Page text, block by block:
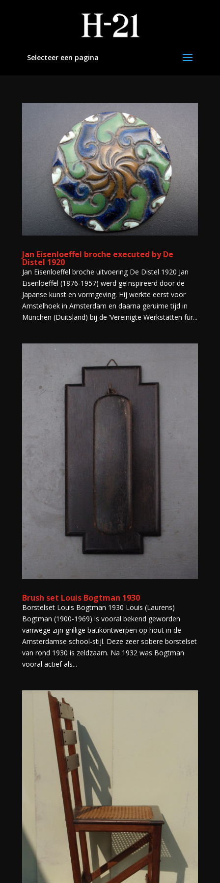
Selecteer een pagina
Jan Eisenloeffel broche executed by De
Distel 1920
Jan Eisenloeffel broche uitvoering De Distel 1920 Jan
Eisenloeffel (1876-1957) werd geïnspireerd door de
Japanse kunst en vormgeving. Hij werkte eerst voor
Amstelhoek in Amsterdam en daarna geruime tijd in
München (Duitsland) bij de ‘Vereinigte Werkstätten für...
Brush set Louis Bogtman 1930
Borstelset Louis Bogtman 1930 Louis (Laurens)
Bogtman (1900-1969) is vooral bekend geworden
vanwege zijn grillige batikontwerpen op hout in de
Amsterdamse school-stijl. Deze zeer sobere borstelset
van rond 1930 is zeldzaam. Na 1932 was Bogtman
vooral actief als...